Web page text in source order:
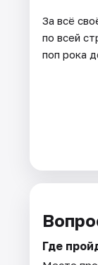
За всё
по всей
поп рока
Где